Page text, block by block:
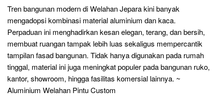
Tren bangunan modern di Welahan Jepara kini banyak
mengadopsi kombinasi material aluminium dan kaca.
Perpaduan ini menghadirkan kesan elegan, terang, dan bersih,
membuat ruangan tampak lebih luas sekaligus mempercantik
tampilan fasad bangunan. Tidak hanya digunakan pada rumah
tinggal, material ini juga meningkat populer pada bangunan ruko,
kantor, showroom, hingga fasilitas komersial lainnya. ~
Aluminium Welahan Pintu Custom